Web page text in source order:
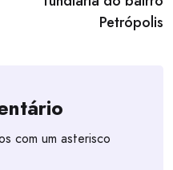
Petrópolis
com um asterisco